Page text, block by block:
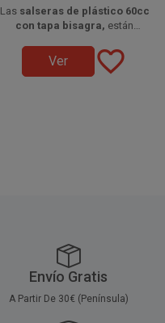
Las salseras de plástico 60cc
con tapa bisagra, están
transparentes y aptas para
microondas, ideales para
paquetes de 50 unidades.
Ver favorite_border
Envío Gratis
A Partir De 30€ (Península)